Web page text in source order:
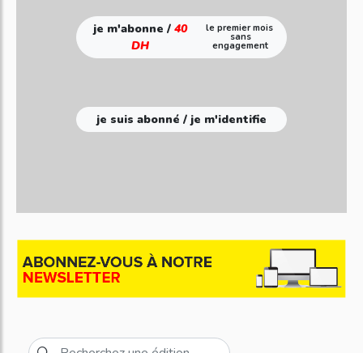
je m'abonne /40
DH
le premier mois
sans
engagement
je suis abonné / je m'identifie